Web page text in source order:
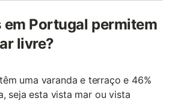
em Portugal permitem
livre?
uma varanda e terraço e 46%
seja esta vista mar ou vista